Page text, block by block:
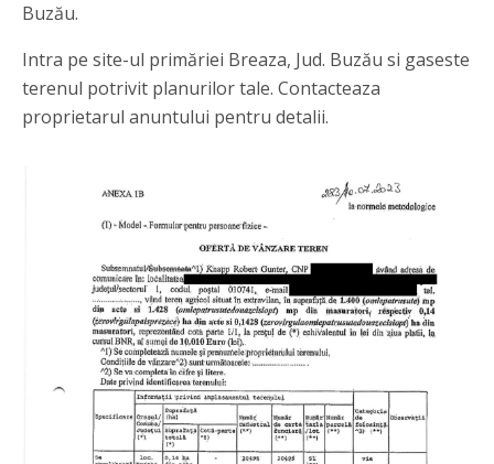
Buzău.
Intra pe site-ul primăriei Breaza, Jud. Buzău si gaseste
terenul potrivit planurilor tale. Contacteaza
proprietarul anuntului pentru detalii.